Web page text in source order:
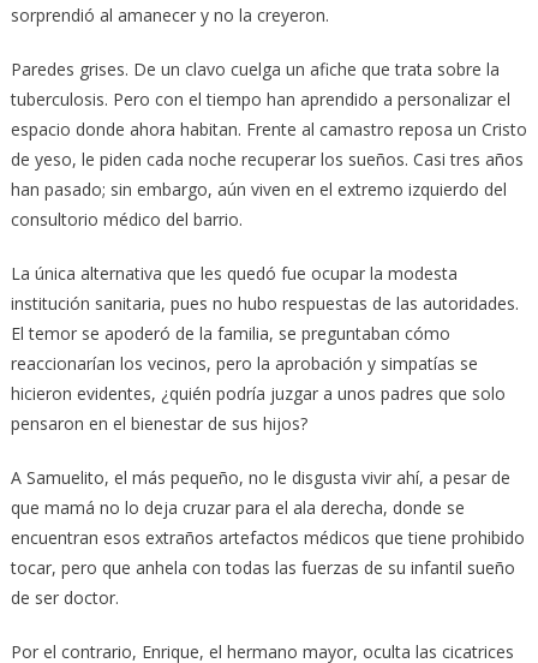
sorprendió al amanecer y no la creyeron.
Paredes grises. De un clavo cuelga un afiche que trata sobre la
tuberculosis. Pero con el tiempo han aprendido a personalizar el
espacio donde ahora habitan. Frente al camastro reposa un Cristo
de yeso, le piden cada noche recuperar los sueños. Casi tres años
han pasado; sin embargo, aún viven en el extremo izquierdo del
consultorio médico del barrio.
La única alternativa que les quedó fue ocupar la modesta
institución sanitaria, pues no hubo respuestas de las autoridades.
El temor se apoderó de la familia, se preguntaban cómo
reaccionarían los vecinos, pero la aprobación y simpatías se
hicieron evidentes, ¿quién podría juzgar a unos padres que solo
pensaron en el bienestar de sus hijos?
A Samuelito, el más pequeño, no le disgusta vivir ahí, a pesar de
que mamá no lo deja cruzar para el ala derecha, donde se
encuentran esos extraños artefactos médicos que tiene prohibido
tocar, pero que anhela con todas las fuerzas de su infantil sueño
de ser doctor.
Por el contrario, Enrique, el hermano mayor, oculta las cicatrices